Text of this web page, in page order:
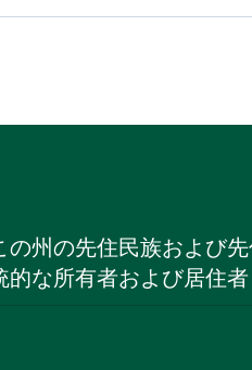
州の先住民族および
な所有者および居住者